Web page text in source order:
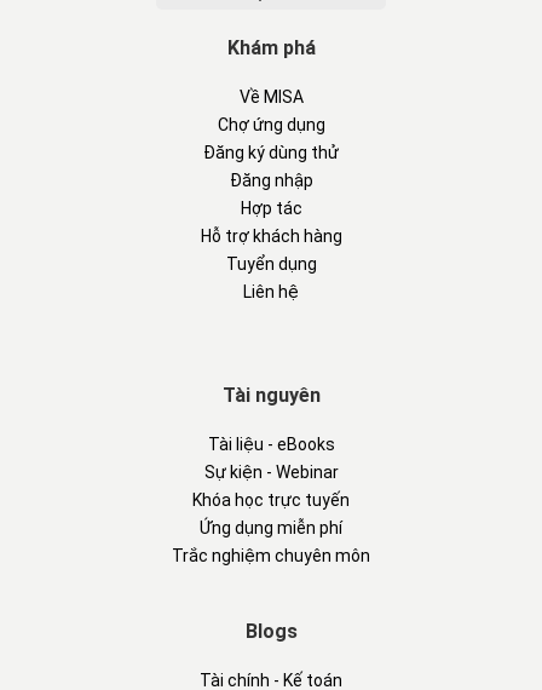
Khám phá
Về MISA
Chợ ứng dụng
Đăng ký dùng thử
Đăng nhập
Hợp tác
Hỗ trợ khách hàng
Tuyển dụng
Liên hệ
Tài nguyên
Tài liệu - eBooks
Sự kiện - Webinar
Khóa học trực tuyến
Ứng dụng miễn phí
Trắc nghiệm chuyên môn
Blogs
Tài chính - Kế toán